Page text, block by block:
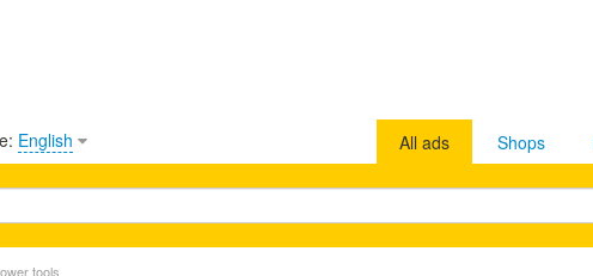
English Shops
All ads
tools